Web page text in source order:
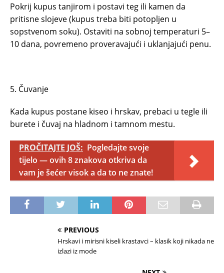
Pokrij kupus tanjirom i postavi teg ili kamen da
pritisne slojeve (kupus treba biti potopljen u
sopstvenom soku). Ostaviti na sobnoj temperaturi 5–
10 dana, povremeno proveravajući i uklanjajući penu.
5. Čuvanje
Kada kupus postane kiseo i hrskav, prebaci u tegle ili
burete i čuvaj na hladnom i tamnom mestu.
PROČITAJTE JOŠ: Pogledajte svoje
tijelo — ovih 8 znakova otkriva da
vam je šećer visok a da to ne znate!
PREVIOUS
Hrskavi i mirisni kiseli krastavci – klasik koji nikada ne
izlazi iz mode